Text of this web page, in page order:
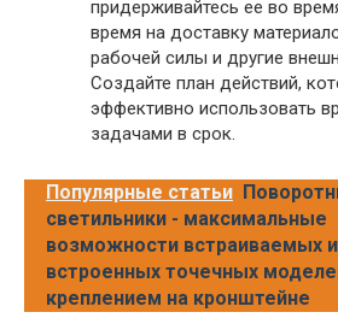
придерживайтесь ее во
время на доставку
рабочей силы и другие
Создайте план действий,
эффективно использовать
задачами в срок.
Популярные статьи
светильники - максимальные
возможности встраиваемых и
встроенных точечных
креплением на кронштейне